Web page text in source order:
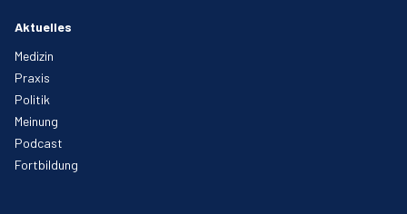
Aktuelles
Medizin
Praxis
Politik
Meinung
Podcast
Fortbildung